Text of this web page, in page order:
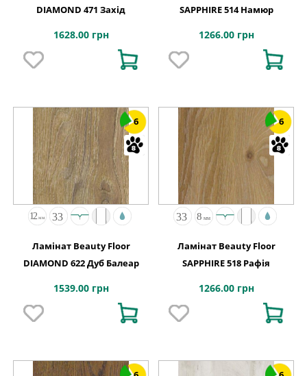
DIAMOND 471 Захід
1628.00 грн
SAPPHIRE 514 Намюр
1266.00 грн
6
Ламінат Beauty Floor
DIAMOND 622 Дуб Балеар
1539.00 грн
6
Ламінат Beauty Floor
SAPPHIRE 518 Рафія
1266.00 грн